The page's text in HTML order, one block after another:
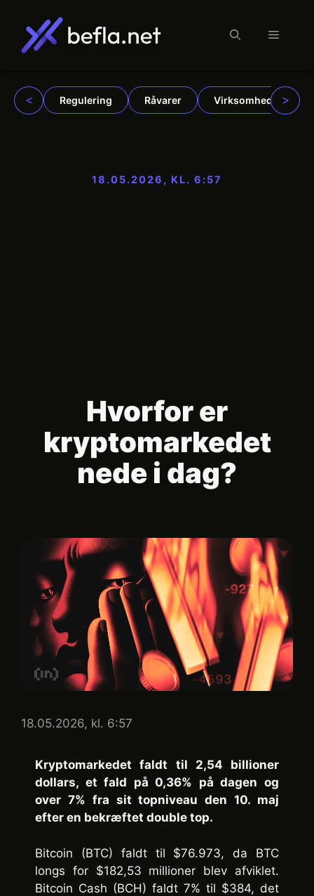
indhold
Menu
< Regulering Råvarer Virksomheder >
18.05.2026, KL. 6:57
Hvorfor er
kryptomarkedet
nede i dag?
18.05.2026, kl. 6:57
Kryptomarkedet faldt til 2,54 billioner
dollars, et fald på 0,36% på dagen og
over 7% fra sit topniveau den 10. maj
efter en bekræftet double top.
Bitcoin (BTC) faldt til $76.973, da BTC
longs for $182,53 millioner blev afviklet.
Bitcoin Cash (BCH) faldt 7% til $384, det